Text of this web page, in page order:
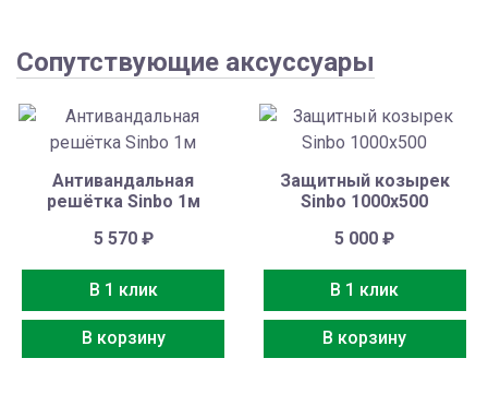
Сопутствующие аксуссуары
Антивандальная
решётка Sinbo 1м
5 570 ₽
В 1 клик
В корзину
Защитный козырек
Sinbo 1000х500
5 000₽
В 1 клик
В корзину